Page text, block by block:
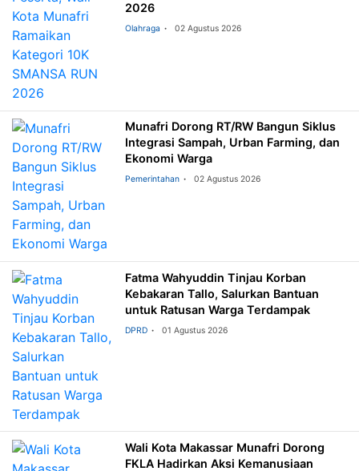
2026
Olahraga 02 Agustus 2026
Munafri Dorong RT/RW Bangun Siklus
Integrasi Sampah, Urban Farming, dan
Ekonomi Warga
Pemerintahan 02 Agustus 2026
Fatma Wahyuddin Tinjau Korban
Kebakaran Tallo, Salurkan Bantuan
untuk Ratusan Warga Terdampak
DPRD 01 Agustus 2026
Wali Kota Makassar Munafri Dorong
FKLA Hadirkan Aksi Kemanusiaan